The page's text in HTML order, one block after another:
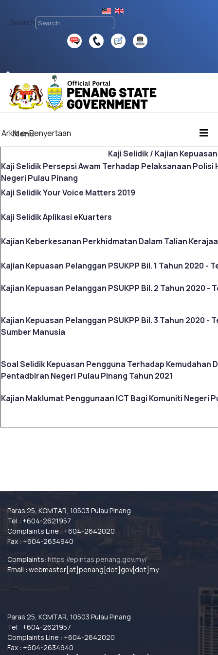
Search
Menu
Arkib e-Penyertaan
Kaji Selidik / Kajian
Kaji Selidik Persepsi Awam Terhadap Pelaksanaan
Negeri Pulau Pinang
Kaji Selidik Your Voice Matters 2019
Kaji Selidik Aplikasi eKuarters
Kajian Keberkesanan Perkhidmatan Dalam Talian
Kajian Kepuasan Pelanggan PSUKPP Bil. 1 Tahun 2020
Kajian Kepuasan Pelanggan PSUKPP Bil. 2 Tahun 2020 -
Kajian Kepuasan Pelanggan PSUKPP Bil. 3 Tahun 2020
Sumber Manusia
Soal Selidik Kepuasan Pengguna Terhadap Kemudahan
Pentadbiran Negeri Pulau Pinang Tahun 2021
Kajian Maklumat Penggunaan ICT Bagi Komuniti Negeri
Paras 25, KOMTAR, 10503 Pulau Pinang
Tel : +604-2621957
Complaints Line : +604-2642020
Fax : +604-2634940
Complaints: https://epintas.penang.gov.my/
Email : webmaster[at]penang[dot]gov[dot]my
Paras 25, KOMTAR, 10503 Pulau Pinang
Tel : +604-2621957
Complaints Line : +604-2642020
Fax : +604-2634940